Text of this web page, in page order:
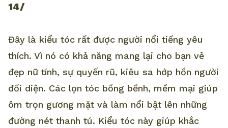
14/
Đây là kiểu tóc rất được người nổi tiếng yêu
thích. Vì nó có khả năng mang lại cho bạn vẻ
đẹp nữ tính, sự quyến rũ, kiêu sa hớp hồn người
đối diện. Các lọn tóc bồng bềnh, mềm mại giúp
ôm trọn gương mặt và làm nổi bật lên những
đường nét thanh tú. Kiểu tóc này giúp khắc